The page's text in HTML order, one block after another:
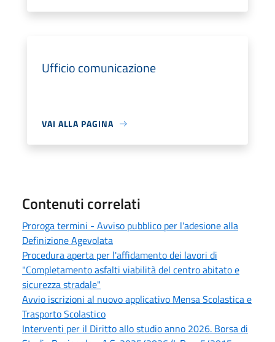
Ufficio comunicazione
VAI ALLA PAGINA
Contenuti correlati
Proroga termini - Avviso pubblico per l'adesione alla
Definizione Agevolata
Procedura aperta per l'affidamento dei lavori di
"Completamento asfalti viabilità del centro abitato e
sicurezza stradale"
Avvio iscrizioni al nuovo applicativo Mensa Scolastica e
Trasporto Scolastico
Interventi per il Diritto allo studio anno 2026. Borsa di